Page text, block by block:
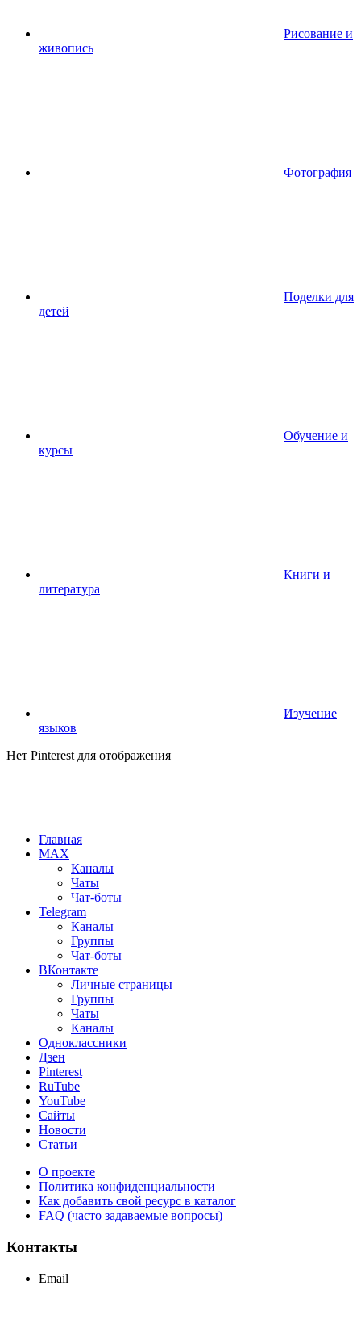
Рисование и
живопись
Фотография
Поделки для
детей
Обучение и
курсы
Книги и
литература
Изучение
языков
Нет Pinterest для отображения
Главная
MAX
Каналы
Чаты
Чат-боты
Telegram
Каналы
Группы
Чат-боты
ВКонтакте
Личные страницы
Группы
Чаты
Каналы
Одноклассники
Дзен
Pinterest
RuTube
YouTube
Сайты
Новости
Статьи
О проекте
Политика конфиденциальности
Как добавить свой ресурс в каталог
FAQ (часто задаваемые вопросы)
Контакты
Email